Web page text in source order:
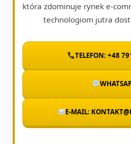
która zdominuje rynek e-
technologiom jutra
TELEFON: +48
E-MAIL: